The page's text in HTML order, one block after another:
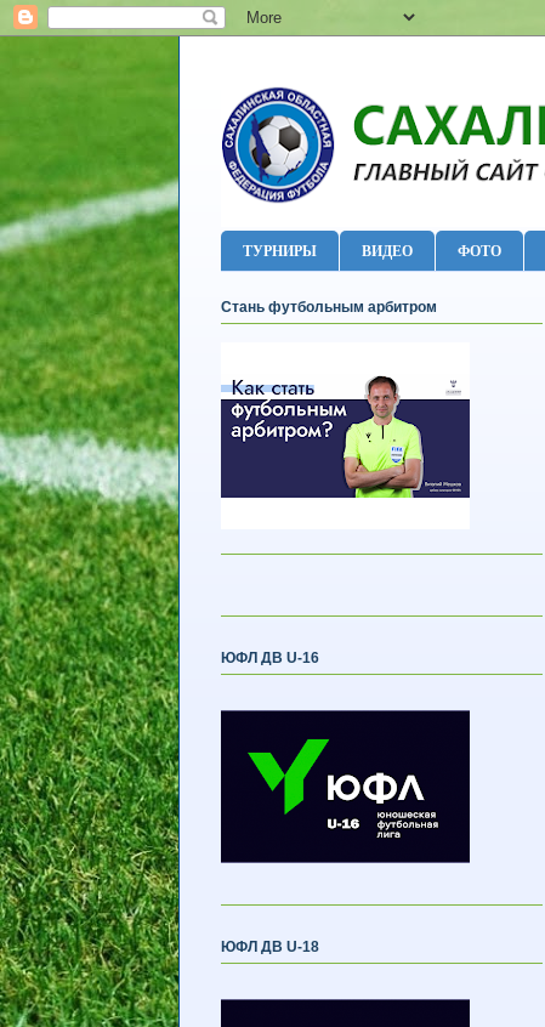
ТУРНИРЫ ВИДЕО ФОТО
Стань футбольным арбитром
ЮФЛ ДВ U-16
ЮФЛ ДВ U-18